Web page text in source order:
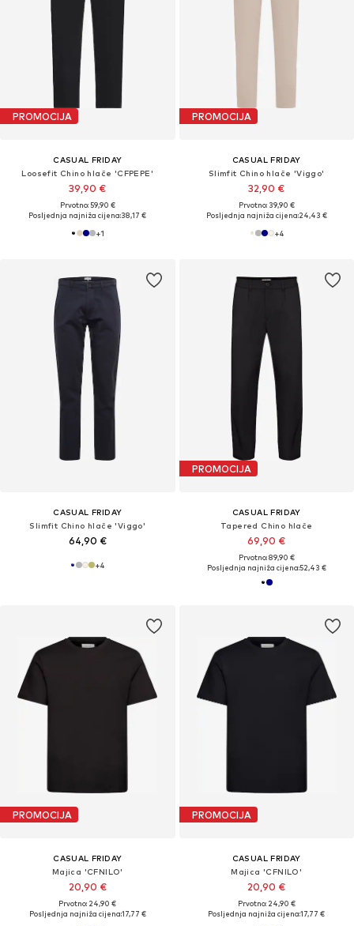
PROMOCIJA
CASUAL FRIDAY
Loosefit Chino hlače 'CFPEPE'
39,90 €
Prvotno: 59,90 €
Posljednja najniža cijena:38,17 €
+1
PROMOCIJA
CASUAL FRIDAY
Slimfit Chino hlače 'Viggo'
32,90 €
Prvotno: 39,90 €
Posljednja najniža cijena:24,43 €
+4
CASUAL FRIDAY
Slimfit Chino hlače 'Viggo'
64,90 €
+4
PROMOCIJA
CASUAL FRIDAY
Tapered Chino hlače
69,90 €
Prvotno: 89,90 €
Posljednja najniža cijena:52,43 €
PROMOCIJA
CASUAL FRIDAY
Majica 'CFNILO'
20,90 €
Prvotno: 24,90 €
Posljednja najniža cijena:17,77 €
PROMOCIJA
CASUAL FRIDAY
Majica 'CFNILO'
20,90 €
Prvotno: 24,90 €
Posljednja najniža cijena:17,77 €